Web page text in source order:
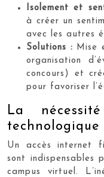
Isolement et
à créer un
avec les autres
Solutions : Mise
organisation
concours) et
pour favoriser
La
technologique
Un accès internet
sont indispensables
campus virtuel.